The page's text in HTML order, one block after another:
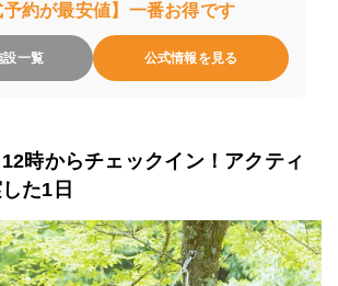
予約が最安値】一番お得です
設一覧 公式情報を見る
12時からチェックイン！アクティ
た1日